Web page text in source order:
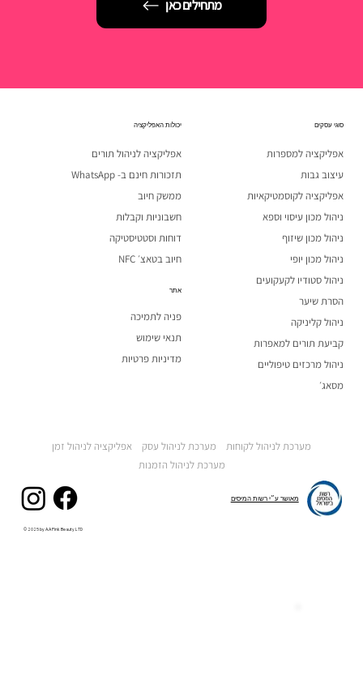
מתחילים כאן
אפליקציה למספרות
עיצוב גבות
אפליקציה לקוסמטיקאיות
ניהול מכון עיסוי וספא
ניהול מכון שיזוף
ניהול מכון יופי
סוגי עסקים
ניהול סטודיו לקעקועים
הסרת שיער
ניהול קליניקה
קביעת תורים למאפרות
ניהול מרכזים טיפוליים
מסאג׳
יכולות האפליקציה
אפליקציה לניהול תורים
תזכורות חינם ב- WhatsApp
ממשק חיוב
חשבוניות וקבלות
דוחות וסטטיסטיקה
חיוב בטאצ׳ NFC
אתר
פניה לתמיכה
תנאי שימוש
מדיניות פרטיות
מערכת לניהול לקוחות מערכת לניהול עסק
אפליקציה לניהול זמן
מערכת לניהול הזמנות
© 2025 by A.A Pink Beauty LTD
מאושר ע״י רשות המיסים